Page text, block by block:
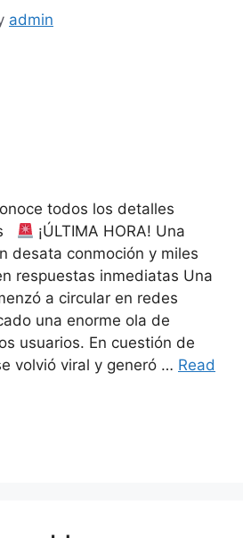
admin
todos los detalles
¡ÚLTIMA HORA! Una
desata conmoción y miles
respuestas inmediatas Una
a circular en redes
una enorme ola de
usuarios. En cuestión de
volvió viral y generó … Read